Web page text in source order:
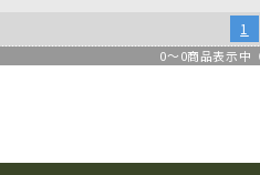
1
0～0商品表示中